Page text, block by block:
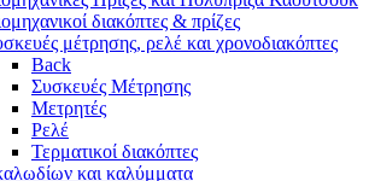
διακόπτες & πρίζες
μέτρησης, ρελέ και χρονοδιακόπτες
Back
Συσκευές Μέτρησης
Μετρητές
Ρελέ
Τερματικοί διακόπτες
και καλύμματα